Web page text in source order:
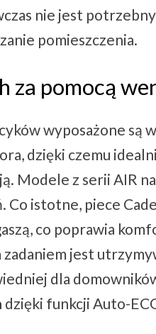
nie jest
pomieszczenia.
za pomocą
wyposażone są
dzięki czemu
Modele z serii AIR
Co istotne, piece
co poprawia
jest
dla
dzięki funkcji Auto-